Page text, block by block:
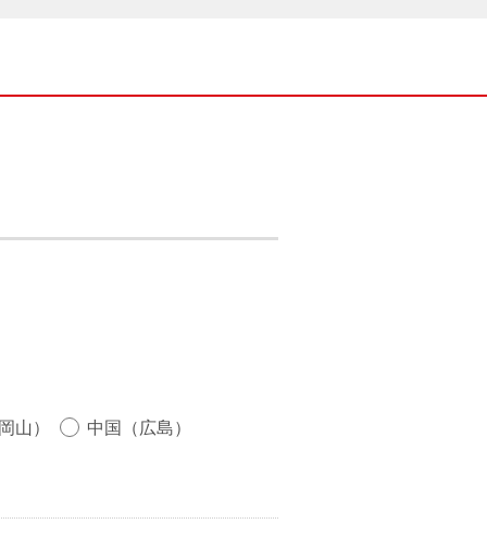
山）
中国（広島）